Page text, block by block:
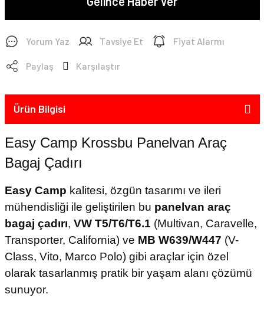
Yorum Yaz Tavsiye Et Fiyat Alarmı
Paylaş Karşılaştır
Ürün Bilgisi
Easy Camp Krossbu Panelvan Araç
Bagaj Çadırı
Easy Camp kalitesi, özgün tasarımı ve ileri
mühendisliği ile geliştirilen bu panelvan araç
bagaj çadırı, VW T5/T6/T6.1 (Multivan, Caravelle,
Transporter, California) ve MB W639/W447 (V-
Class, Vito, Marco Polo) gibi araçlar için özel
olarak tasarlanmış pratik bir yaşam alanı çözümü
sunuyor.